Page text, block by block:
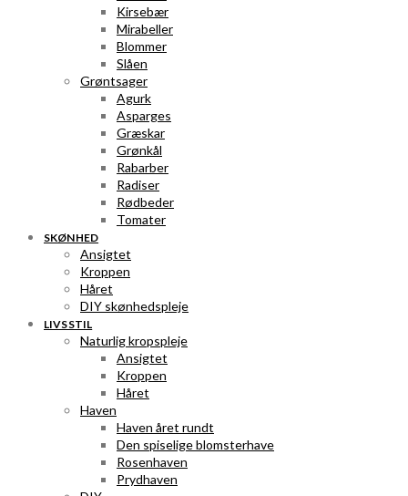
Kirsebær
Mirabeller
Blommer
Slåen
Grøntsager
Agurk
Asparges
Græskar
Grønkål
Rabarber
Radiser
Rødbeder
Tomater
SKØNHED
Ansigtet
Kroppen
Håret
DIY skønhedspleje
LIVSSTIL
Naturlig kropspleje
Ansigtet
Kroppen
Håret
Haven
Haven året rundt
Den spiselige blomsterhave
Rosenhaven
Prydhaven